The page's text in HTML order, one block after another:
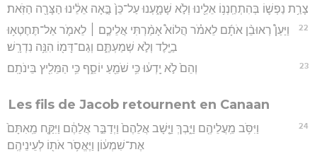
צָרַ֥ת נַפְשׁ֛וֹ בְּהִתְחַֽנְנ֥וֹ אֵלֵ֖ינוּ וְלֹ֣א שָׁמָ֑עְנוּ עַל־כֵּן֙ בָּ֣אָה אֵלֵ֔ינוּ הַצָּרָ֖ה הַזֹּֽאת׃
22
וַיַּעַן֩ רְאוּבֵ֨ן אֹתָ֜ם לֵאמֹ֗ר הֲלוֹא֩ אָמַ֨רְתִּי אֲלֵיכֶ֧ם ׀ לֵאמֹ֛ר אַל־תֶּחֶטְא֥וּ
בַיֶּ֖לֶד וְלֹ֣א שְׁמַעְתֶּ֑ם וְגַם־דָּמ֖וֹ הִנֵּ֥ה נִדְרָֽשׁ׃
23 וְהֵם֙ לֹ֣א יָֽדְע֔וּ כִּ֥י שֹׁמֵ֖עַ יוֹסֵ֑ף כִּ֥י הַמֵּלִ֖יץ בֵּינֹתָֽם׃
Les fils de Jacob retournent en Canaan
24
וַיִּסֹּ֥ב מֵֽעֲלֵיהֶ֖ם וַיֵּ֑בְךְּ וַיָּ֤שָׁב אֲלֵהֶם֙ וַיְדַבֵּ֣ר אֲלֵהֶ֔ם וַיִּקַּ֤ח מֵֽאִתָּם֙
אֶת־שִׁמְע֔וֹן וַיֶּאֱסֹ֥ר אֹת֖וֹ לְעֵינֵיהֶֽם׃